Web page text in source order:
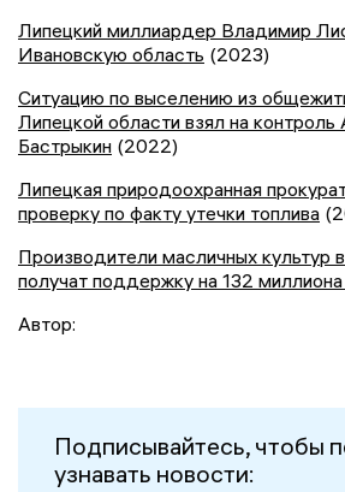
Липецкий миллиардер Владимир
Ивановскую область (2023)
Ситуацию по выселению из
Липецкой области взял на
Бастрыкин (2022)
Липецкая природоохранная
проверку по факту утечки топлива
Производители масличных культур
получат поддержку на 132
Автор:
Подписывайтесь, чтобы
узнавать новости: